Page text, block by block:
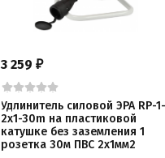
3 259₽
Удлинитель силовой ЭРА RP-
2x1-30m на пластиковой
катушке без заземления 1
розетка 30м ПВС 2x1мм2